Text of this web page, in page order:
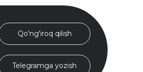
Qo'ng'iroq qilish
Telegramga yozish